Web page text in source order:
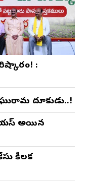
:
దూకుడు..!
అయిన
కీలక